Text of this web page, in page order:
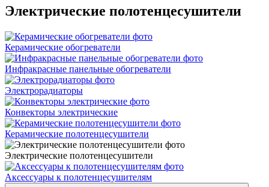
Электрические полотенцесушители
Керамические обогреватели
Инфракрасные панельные обогреватели
Электрорадиаторы
Конвекторы электрические
Керамические полотенцесушители
Электрические полотенцесушители
Аксессуары к полотенцесушителям